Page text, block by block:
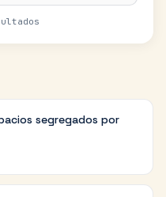
segregados por